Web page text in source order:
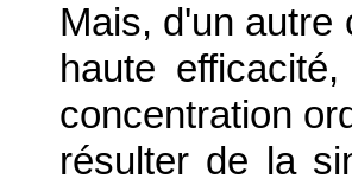
Mais, d'un autre
haute
concentration
résulter de la